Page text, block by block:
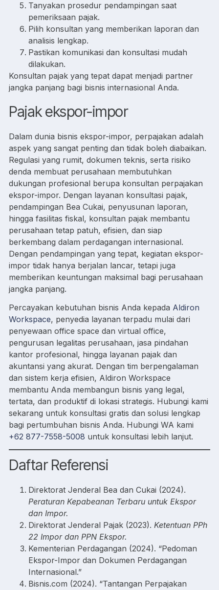
Tanyakan prosedur pendampingan saat
pemeriksaan pajak.
Pilih konsultan yang memberikan laporan dan
analisis lengkap.
Pastikan komunikasi dan konsultasi mudah
dilakukan.
Konsultan pajak yang tepat dapat menjadi partner
jangka panjang bagi bisnis internasional Anda.
Pajak ekspor-impor
Dalam dunia bisnis ekspor-impor, perpajakan adalah
aspek yang sangat penting dan tidak boleh diabaikan.
Regulasi yang rumit, dokumen teknis, serta risiko
denda membuat perusahaan membutuhkan
dukungan profesional berupa konsultan perpajakan
ekspor-impor. Dengan layanan konsultasi pajak,
pendampingan Bea Cukai, penyusunan laporan,
hingga fasilitas fiskal, konsultan pajak membantu
perusahaan tetap patuh, efisien, dan siap
berkembang dalam perdagangan internasional.
Dengan pendampingan yang tepat, kegiatan ekspor-
impor tidak hanya berjalan lancar, tetapi juga
memberikan keuntungan maksimal bagi perusahaan
jangka panjang.
Percayakan kebutuhan bisnis Anda kepada Aldiron
Workspace, penyedia layanan terpadu mulai dari
penyewaan office space dan virtual office,
pengurusan legalitas perusahaan, jasa pindahan
kantor profesional, hingga layanan pajak dan
akuntansi yang akurat. Dengan tim berpengalaman
dan sistem kerja efisien, Aldiron Workspace
membantu Anda membangun bisnis yang legal,
tertata, dan produktif di lokasi strategis. Hubungi kami
sekarang untuk konsultasi gratis dan solusi lengkap
bagi pertumbuhan bisnis Anda. Hubungi WA kami
+62 877-7558-5008 untuk konsultasi lebih lanjut.
Daftar Referensi
Direktorat Jenderal Bea dan Cukai (2024).
Peraturan Kepabeanan Terbaru untuk Ekspor
dan Impor.
Direktorat Jenderal Pajak (2023). Ketentuan PPh
22 Impor dan PPN Ekspor.
Kementerian Perdagangan (2024). “Pedoman
Ekspor-Impor dan Dokumen Perdagangan
Internasional.”
Bisnis.com (2024). “Tantangan Perpajakan